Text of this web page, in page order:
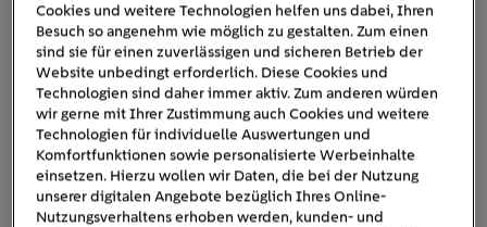
Cookies und weitere Technologien helfen uns dabei, Ihren
Besuch so angenehm wie möglich zu gestalten. Zum einen
sind sie für einen zuverlässigen und sicheren Betrieb der
Website unbedingt erforderlich. Diese Cookies und
Technologien sind daher immer aktiv. Zum anderen würden
wir gerne mit Ihrer Zustimmung auch Cookies und weitere
Technologien für individuelle Auswertungen und
Komfortfunktionen sowie personalisierte Werbeinhalte
einsetzen. Hierzu wollen wir Daten, die bei der Nutzung
unserer digitalen Angebote bezüglich Ihres Online-
Nutzungsverhaltens erhoben werden, kunden- und